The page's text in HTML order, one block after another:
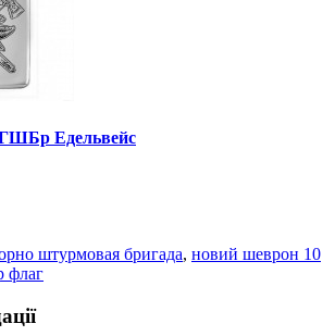
Едельвейс
штурмовая бригада, новий шеврон 10
флаг